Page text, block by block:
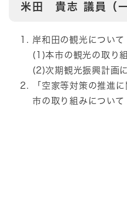
米田 貴志 議員（
岸和田の観光について
(1)本市の観光の取り
(2)次期観光振興計画
「空家等対策の推進
市の取り組みについて